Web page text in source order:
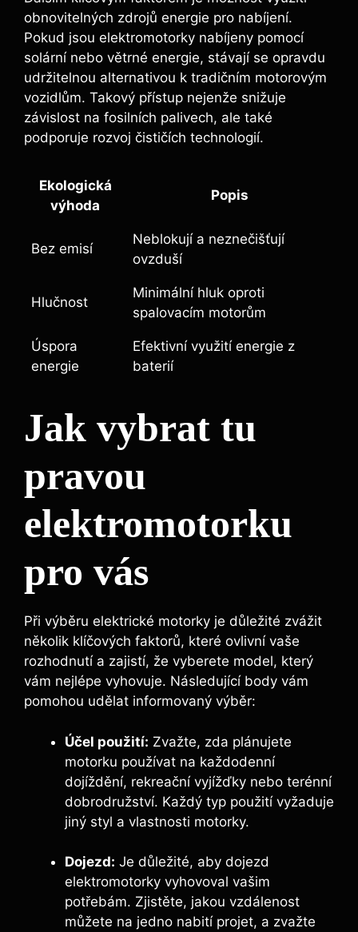
obnovitelných zdrojů energie pro nabíjení.
Pokud jsou elektromotorky nabíjeny pomocí
solární nebo větrné energie, stávají se opravdu
udržitelnou alternativou k tradičním motorovým
vozidlům. Takový přístup nejenže snižuje
závislost na fosilních palivech, ale také
podporuje rozvoj čističích technologií.
Ekologická
výhoda
Popis
Bez emisí
Neblokují a neznečišťují
ovzduší
Hlučnost
Minimální hluk oproti
spalovacím motorům
Úspora
energie
Efektivní využití energie z
baterií
Jak vybrat tu
pravou
elektromotorku
pro vás
Při výběru elektrické motorky je důležité zvážit
několik klíčových faktorů, které ovlivní vaše
rozhodnutí a zajistí, že vyberete model, který
vám nejlépe vyhovuje. Následující body vám
pomohou udělat informovaný výběr:
Účel použití: Zvažte, zda plánujete
motorku používat na každodenní
dojíždění, rekreační vyjížďky nebo terénní
dobrodružství. Každý typ použití vyžaduje
jiný styl a vlastnosti motorky.
Dojezd: Je důležité, aby dojezd
elektromotorky vyhovoval vašim
potřebám. Zjistěte, jakou vzdálenost
můžete na jedno nabití projet, a zvažte